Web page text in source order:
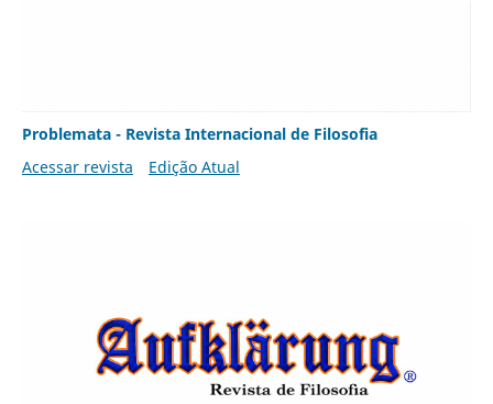
Problemata - Revista Internacional de Filosofia
Acessar revista
Edição Atual